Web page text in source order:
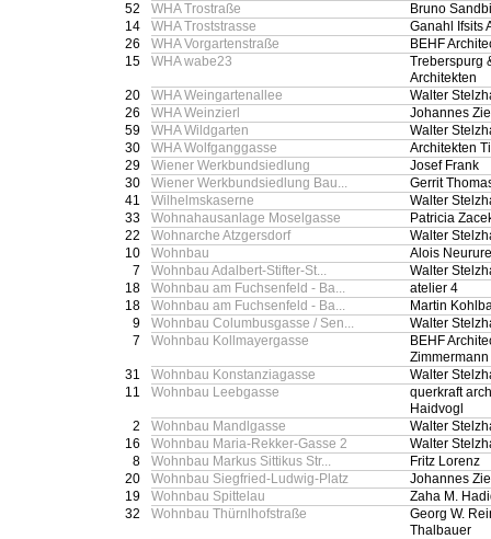
52
WHA Trostraße
Bruno
14
WHA Troststrasse
Ganahl Ifsits
26
WHA Vorgartenstraße
BEHF
15
WHA wabe23
Treberspurg
Architekten
20
WHA Weingartenallee
Walter
26
WHA Weinzierl
Johannes
59
WHA Wildgarten
Walter
30
WHA Wolfganggasse
Architekten
29
Wiener Werkbundsiedlung
Josef Frank
30
Wiener Werkbundsiedlung Bau...
Gerrit
41
Wilhelmskaserne
Walter
33
Wohnahausanlage Moselgasse
Patricia
22
Wohnarche Atzgersdorf
Walter
10
Wohnbau
Alois
7
Wohnbau Adalbert-Stifter-St...
Walter
18
Wohnbau am Fuchsenfeld - Ba...
atelier 4
18
Wohnbau am Fuchsenfeld - Ba...
Martin
9
Wohnbau Columbusgasse / Sen...
Walter
7
Wohnbau Kollmayergasse
BEHF
Zimmermann
31
Wohnbau Konstanziagasse
Walter
11
Wohnbau Leebgasse
querkraft
Haidvogl
2
Wohnbau Mandlgasse
Walter
16
Wohnbau Maria-Rekker-Gasse 2
Walter
8
Wohnbau Markus Sittikus Str...
Fritz Lorenz
20
Wohnbau Siegfried-Ludwig-Platz
Johannes
19
Wohnbau Spittelau
Zaha M.
32
Wohnbau Thürnlhofstraße
Georg W.
Thalbauer